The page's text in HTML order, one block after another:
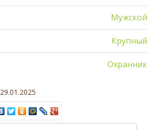
Мужской
Крупный
Охранник
29.01.2025